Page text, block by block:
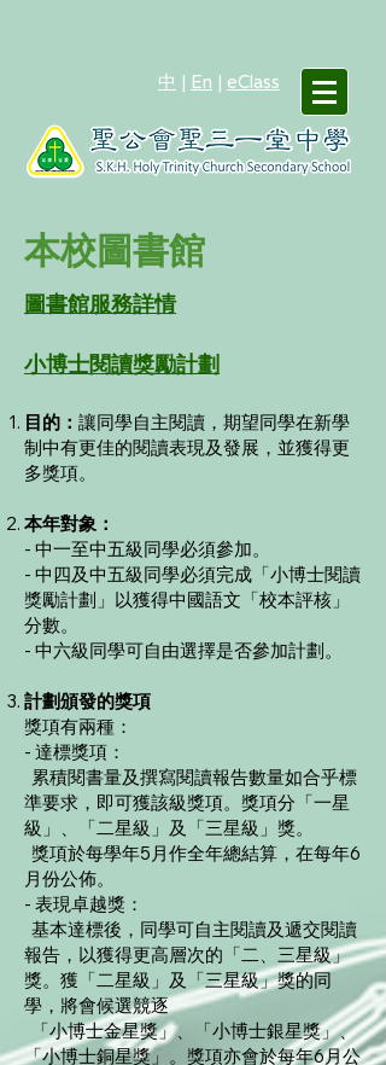
中 | En | eClass
本校圖書館
圖書館服務詳情
小博士閱讀獎勵計劃
目的： 讓同學自主閱讀，期望同學在新學
制中有更佳的閱讀表現及發展，並獲得更
多獎項。
本年對象：
- 中一至中五級同學必須參加。
- 中四及中五級同學必須完成「小博士閱讀
獎勵計劃」以獲得中國語文「校本評核」
分數。
- 中六級同學可自由選擇是否參加計劃。
計劃頒發的獎項
獎項有兩種：
- 達標獎項：
累積閱書量及撰寫閱讀報告數量如合乎標
準要求，即可獲該級獎項。獎項分「一星
級」、「二星級」及「三星級」獎。
獎項於每學年5月作全年總結算，在每年6
月份公佈。
- 表現卓越獎：
基本達標後，同學可自主閱讀及遞交閱讀
報告，以獲得更高層次的「二、三星級」
獎。獲「二星級」及「三星級」獎的同
學，將會候選競逐
「小博士金星獎」、「小博士銀星獎」、
「小博士銅星獎」。獎項亦會於每年6月公